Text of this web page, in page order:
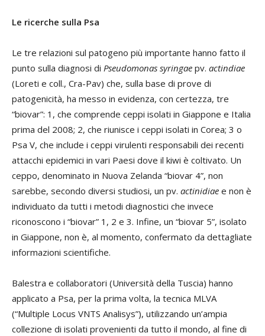
Le ricerche sulla Psa
Le tre relazioni sul patogeno più importante hanno fatto il
punto sulla diagnosi di Pseudomonas syringae pv. actindiae
(Loreti e coll., Cra-Pav) che, sulla base di prove di
patogenicità, ha messo in evidenza, con certezza, tre
“biovar”: 1, che comprende ceppi isolati in Giappone e Italia
prima del 2008; 2, che riunisce i ceppi isolati in Corea; 3 o
Psa V, che include i ceppi virulenti responsabili dei recenti
attacchi epidemici in vari Paesi dove il kiwi è coltivato. Un
ceppo, denominato in Nuova Zelanda “biovar 4”, non
sarebbe, secondo diversi studiosi, un pv. actinidiae e non è
individuato da tutti i metodi diagnostici che invece
riconoscono i “biovar” 1, 2 e 3. Infine, un “biovar 5”, isolato
in Giappone, non è, al momento, confermato da dettagliate
informazioni scientifiche.
Balestra e collaboratori (Università della Tuscia) hanno
applicato a Psa, per la prima volta, la tecnica MLVA
(“Multiple Locus VNTS Analisys”), utilizzando un’ampia
collezione di isolati provenienti da tutto il mondo, al fine di